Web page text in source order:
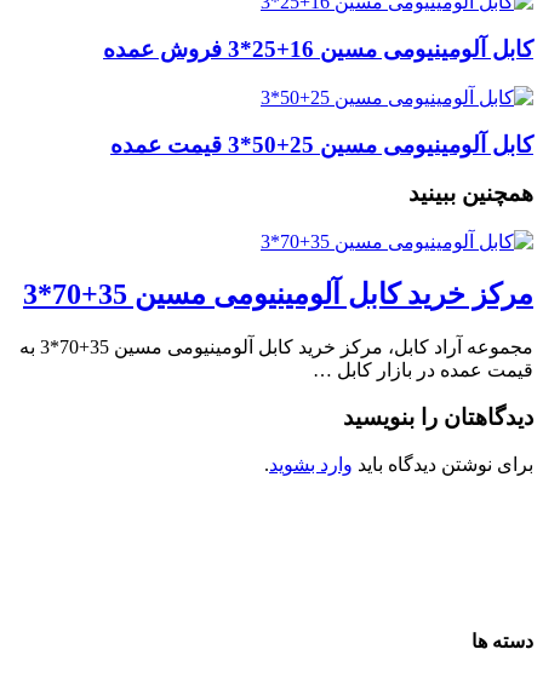
کابل آلومینیومی مسین 16+25*3 فروش عمده
کابل آلومینیومی مسین 25+50*3 قیمت عمده
همچنین ببینید
مرکز خرید کابل آلومینیومی مسین 35+70*3
مجموعه آراد کابل، مرکز خرید کابل آلومینیومی مسین 35+70*3 به
قیمت عمده در بازار کابل …
دیدگاهتان را بنویسید
برای نوشتن دیدگاه باید وارد بشوید.
دسته ها